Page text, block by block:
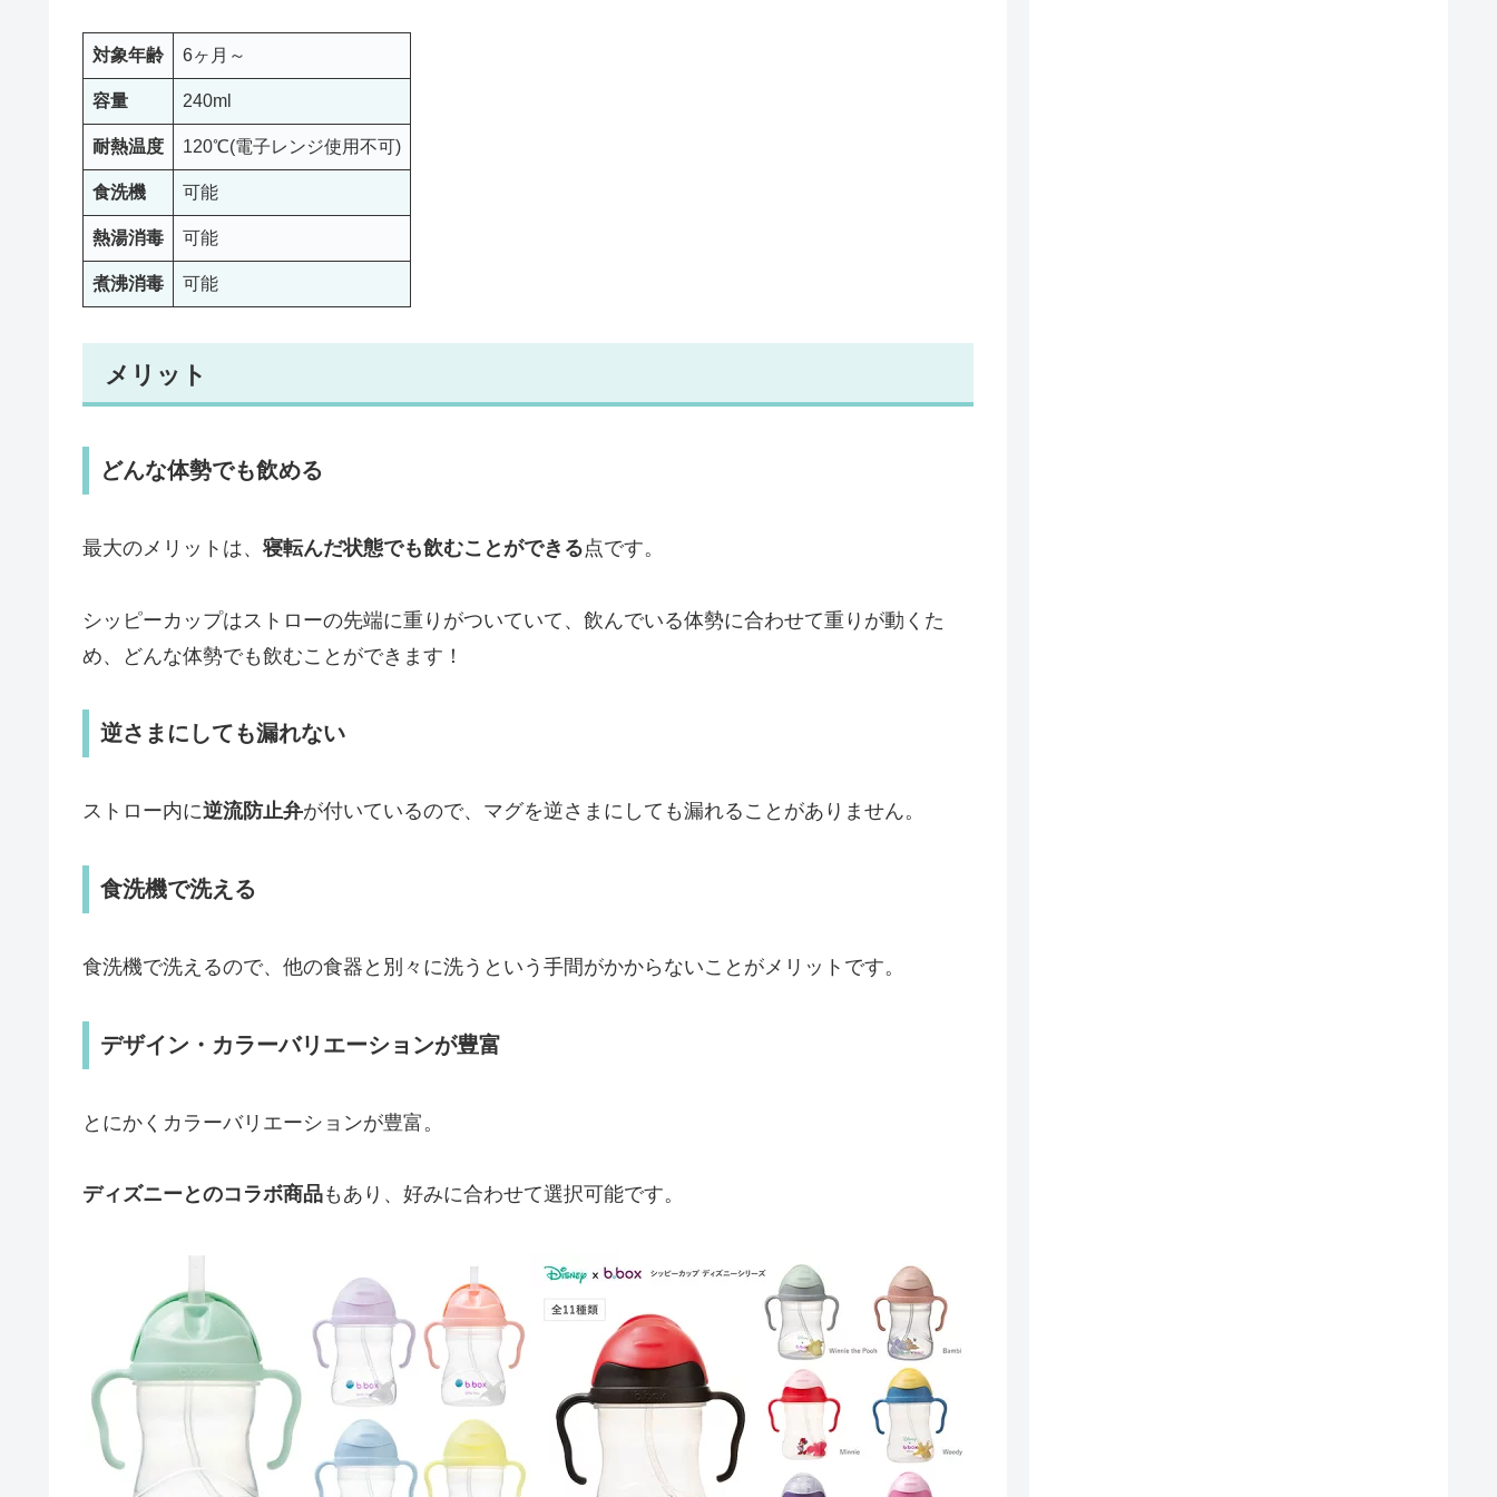
対象年齢 6ヶ月～
容量 240ml
耐熱温度 120℃(電子レンジ使用不可)
食洗機 可能
熱湯消毒 可能
煮沸消毒 可能
メリット
どんな体勢でも飲める
最大のメリットは、寝転んだ状態でも飲むことができる点です。
シッピーカップはストローの先端に重りがついていて、飲んでいる体勢に合わせて重りが動くた
め、どんな体勢でも飲むことができます！
逆さまにしても漏れない
ストロー内に逆流防止弁が付いているので、マグを逆さまにしても漏れることがありません。
食洗機で洗える
食洗機で洗えるので、他の食器と別々に洗うという手間がかからないことがメリットです。
デザイン・カラーバリエーションが豊富
とにかくカラーバリエーションが豊富。
ディズニーとのコラボ商品もあり、好みに合わせて選択可能です。